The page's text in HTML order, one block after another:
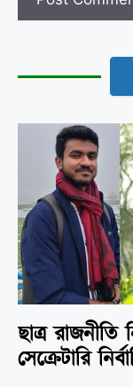
ছাত্র রাজনীতি
সেক্রেটারি